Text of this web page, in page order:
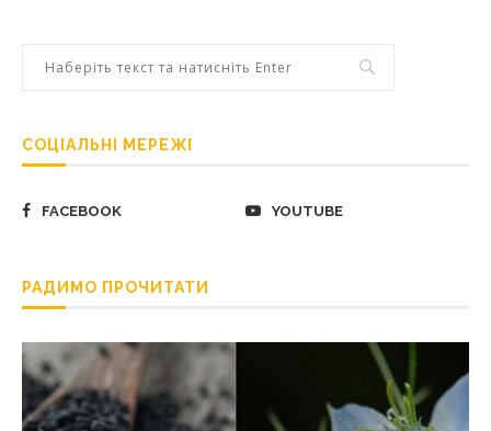
СОЦІАЛЬНІ МЕРЕЖІ
FACEBOOK YOUTUBE
РАДИМО ПРОЧИТАТИ